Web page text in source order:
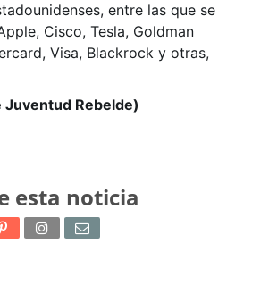
entre las que se
Cisco, Tesla, Goldman
Visa, Blackrock y otras,
Juventud Rebelde)
esta noticia